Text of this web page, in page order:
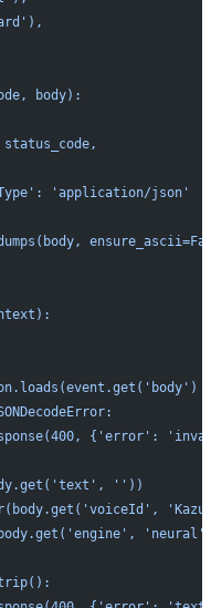
body):
'application/json'
{'error':
''))